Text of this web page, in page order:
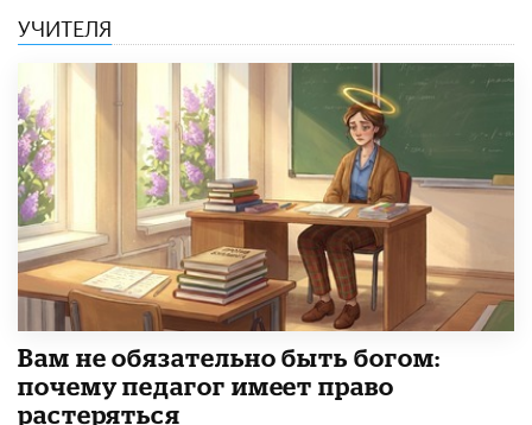
УЧИТЕЛЯ
​Вам не обязательно быть богом:
почему педагог имеет право
растеряться